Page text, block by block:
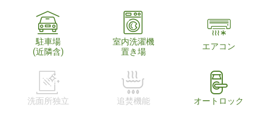
駐車場
(近隣含)
室内洗濯機
置き場
エアコン
洗面所独立 追焚機能 オートロック